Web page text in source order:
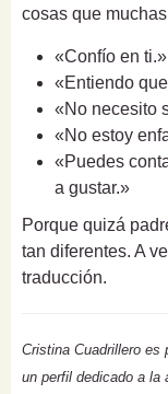
cosas que
«Confío en ti.»
«Entiendo
«No necesito
«No estoy
«Puedes
a gustar.»
Porque quizá
tan diferentes. A
traducción.
Cristina Cuadrillero es
un perfil dedicado a la